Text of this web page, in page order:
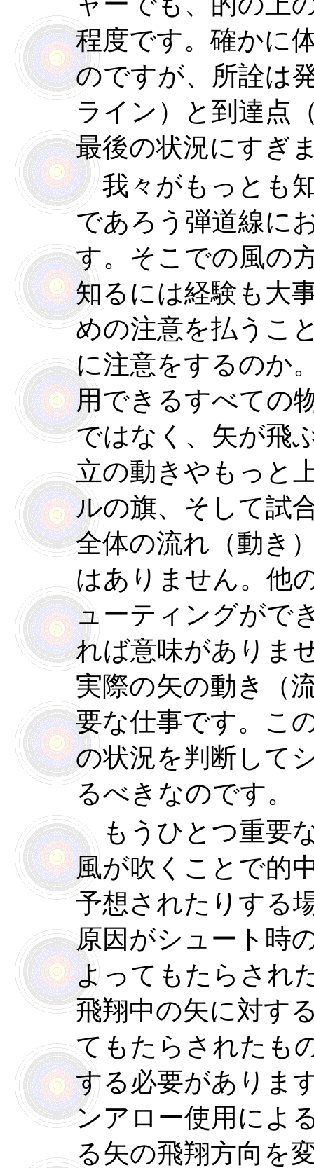
程度です。確かに
のですが、所詮は
ライン）と到達点
最後の状況にすぎ
我々がもっとも
であろう弾道線に
す。そこでの風の
知るには経験も大
めの注意を払うこ
に注意をするのか
用できるすべての
ではなく、矢が飛
立の動きやもっと
ルの旗、そして試
全体の流れ（動き
はありません。他
ューティングがで
れば意味がありま
実際の矢の動き（
要な仕事です。こ
の状況を判断して
るべきなのです。
もうひとつ重要
風が吹くことで的
予想されたりする
原因がシュート時
よってもたらされ
飛翔中の矢に対す
てもたらされたも
する必要がありま
ンアロー使用によ
る矢の飛翔方向を